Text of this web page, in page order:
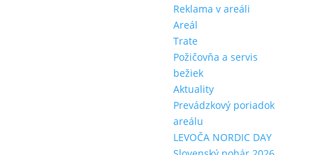
Reklama v areáli
Areál
Trate
Požičovňa a servis
bežiek
Aktuality
Prevádzkový poriadok
areálu
LEVOČA NORDIC DAY